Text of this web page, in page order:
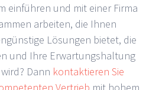
einführen und mit einer Firma
arbeiten, die Ihnen
Lösungen bietet, die
und Ihre Erwartungshaltung
Dann kontaktieren Sie